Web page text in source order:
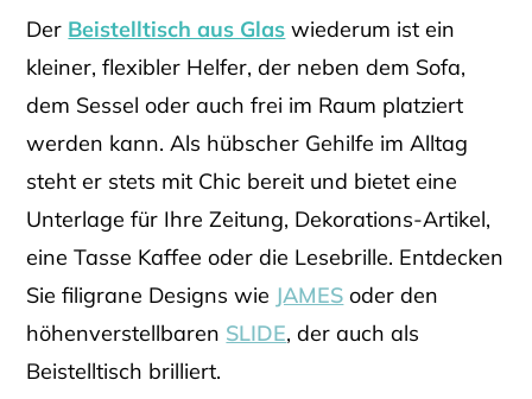
Der Beistelltisch aus Glas wiederum ist ein
kleiner, flexibler Helfer, der neben dem Sofa,
dem Sessel oder auch frei im Raum platziert
werden kann. Als hübscher Gehilfe im Alltag
steht er stets mit Chic bereit und bietet eine
Unterlage für Ihre Zeitung, Dekorations-Artikel,
eine Tasse Kaffee oder die Lesebrille. Entdecken
Sie filigrane Designs wie JAMES oder den
höhenverstellbaren SLIDE, der auch als
Beistelltisch brilliert.